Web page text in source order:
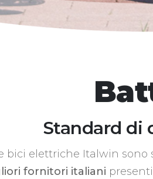
Standard di
bici elettriche Italwin
fornitori italiani